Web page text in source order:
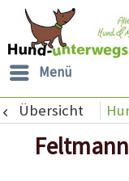
Menü
Übersicht